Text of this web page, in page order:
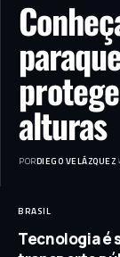
alturas
PORDIEGO VELÁZQUEZ
BRASIL
Tecnologia é